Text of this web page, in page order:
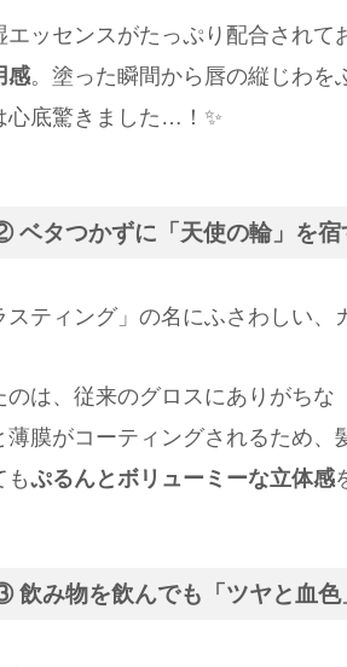
エッセンスがたっぷり配合されて
感。塗った瞬間から唇の縦じわを
心底驚きました…！✨
ベタつかずに「天使の輪」を宿
スティング」の名にふさわしい
のは、従来のグロスにありがち
薄膜がコーティングされるため
もぷるんとボリューミーな立体感
飲み物を飲んでも「ツヤと血色